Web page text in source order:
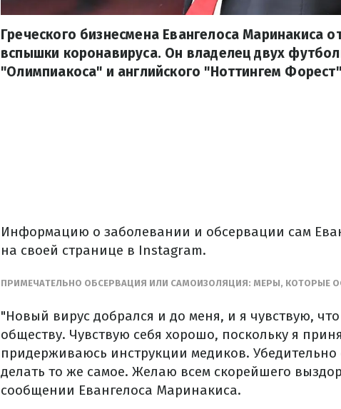
Греческого бизнесмена Евангелоса Маринакиса
вспышки коронавируса. Он владелец двух
"Олимпиакоса" и английского "Ноттингем
Информацию о заболевании и обсервации сам
на своей странице в Instagram.
ПРИМЕЧАТЕЛЬНО ОБСЕРВАЦИЯ ИЛИ САМОИЗОЛЯЦИЯ: МЕРЫ, КОТОРЫЕ
"Новый вирус добрался и до меня, и я чувствую,
обществу. Чувствую себя хорошо, поскольку я
придерживаюсь инструкции медиков.
делать то же самое. Желаю всем скорейшего
сообщении Евангелоса Маринакиса.